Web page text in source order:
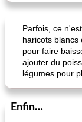
Parfois, ce
haricots blancs
pour faire
ajouter du
légumes pour
Enfin…